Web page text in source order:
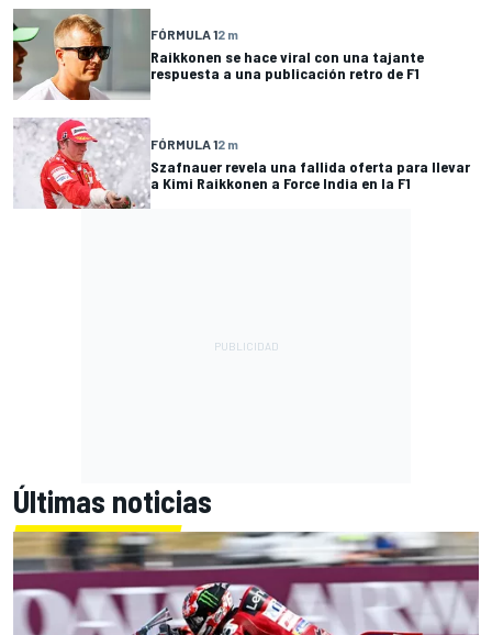
FÓRMULA 12 m
Raikkonen se hace viral con una tajante
respuesta a una publicación retro de F1
FÓRMULA 12 m
Szafnauer revela una fallida oferta para llevar
a Kimi Raikkonen a Force India en la F1
Últimas noticias